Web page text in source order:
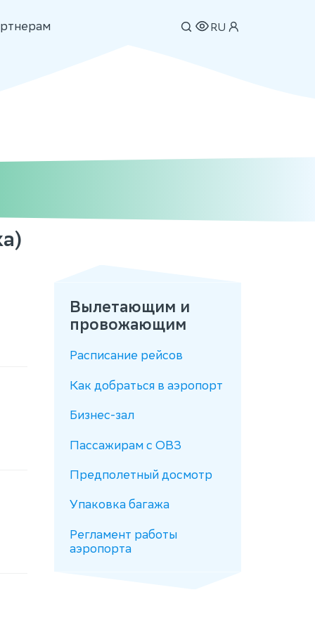
RU
Вылетающим и
провожающим
Расписание рейсов
Как добраться в аэропорт
Бизнес-зал
Пассажирам с ОВЗ
Предполетный досмотр
Упаковка багажа
Регламент работы
аэропорта